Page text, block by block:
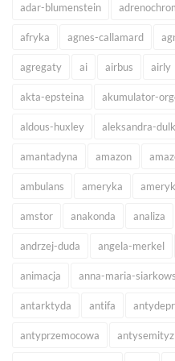
adar-blumenstein
afryka agnes-callamard
agregaty ai airbus airly
akta-epsteina akumulator-
aldous-huxley aleksandra-
amantadyna amazon
ambulans ameryka
amstor anakonda analiza
andrzej-duda angela-merkel
animacja anna-maria-
antarktyda antifa
antyprzemocowa